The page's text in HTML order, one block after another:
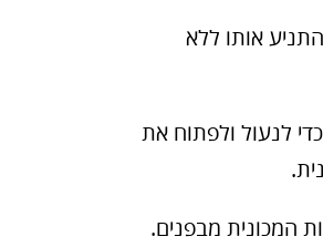
אותו ללא
לנעול ולפתוח את
המכונית מבפנים.